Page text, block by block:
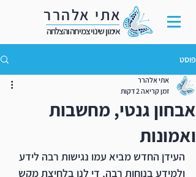
אתי אלהרר
אימון שינוי צמיחה והצלחה
פוסט
אבחון גנטי, מחשבות
ואמונות
אתי אלהרר
זמן קריאה 2 דקות
העידן החדש מביא עמו נגישות רבה לידע
ולמידע בנוחות רבה, די לנו בלחיצת מקש